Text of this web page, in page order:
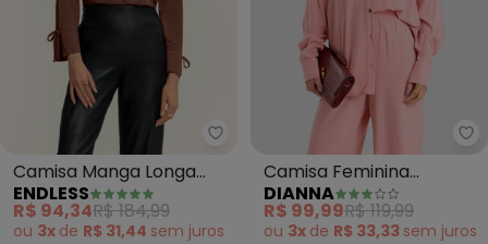
Endless - Camisa Manga
Camisa Manga Longa
Decote V (Marrom)
ENDLESS
R$ 94,34R$ 184,99
ou 3x de R$ 31,44 sem juros
Camisa Feminina
Oversized em Tecido
(Rosa)
DIANNA
R$ 99,99R$ 119,99
ou 3x de R$ 33,33 sem juros